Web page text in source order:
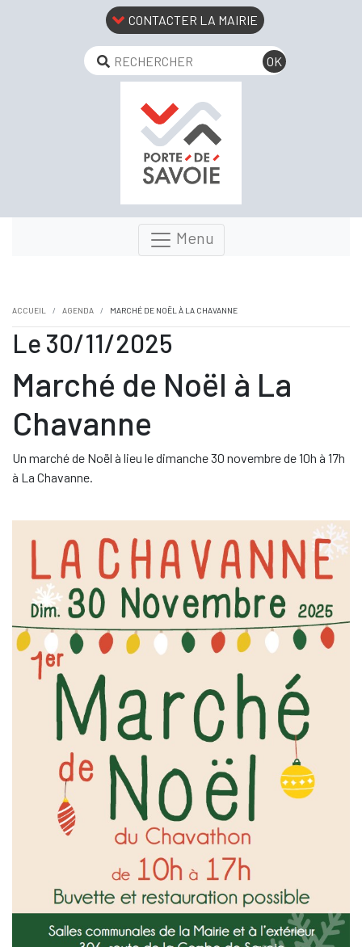
CONTACTER LA MAIRIE
Menu
ACCUEIL AGENDA MARCHÉ DE NOËL À LA CHAVANNE
Le 30/11/2025
Marché de Noël à La
Chavanne
Un marché de Noël à lieu le dimanche 30 novembre de 10h à 17h
à La Chavanne.